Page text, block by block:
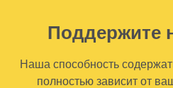
Поддержите
Наша способность
полностью зависит от